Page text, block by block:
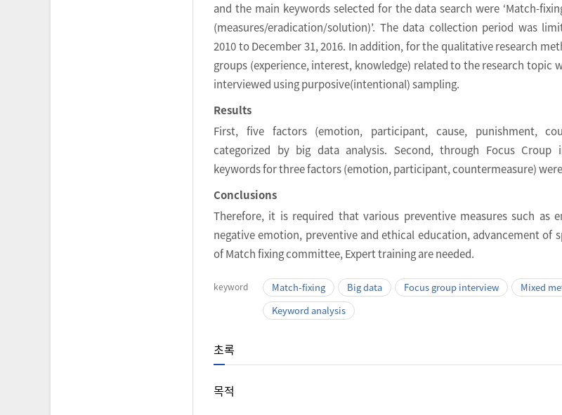
and the main keywords selected for the data search were ‘Match-
(measures/eradication/solution)’. The data collection period was
2010 to December 31, 2016. In addition, for the qualitative research
groups (experience, interest, knowledge) related to the research topic
interviewed using purposive(intentional) sampling.
Results
First, five factors (emotion, participant, cause, punishment,
categorized by big data analysis. Second, through Focus Croup
keywords for three factors (emotion, participant, countermeasure)
Conclusions
Therefore, it is required that various preventive measures such as
negative emotion, preventive and ethical education, advancement of
of Match fixing committee, Expert training are needed.
keyword Match-fixing Big data Focus group interview
Mixed
Keyword analysis
초록
목적